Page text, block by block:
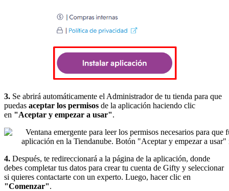
3. Se abrirá automáticamente el Administrador de tu tienda para que
puedas aceptar los permisos de la aplicación haciendo clic
en "Aceptar y empezar a usar".
4. Después, te redireccionará a la página de la aplicación, donde
debes completar tus datos para crear tu cuenta de Gifty y seleccionar
si quieres contactarte con un experto. Luego, hacer clic en
"Comenzar".